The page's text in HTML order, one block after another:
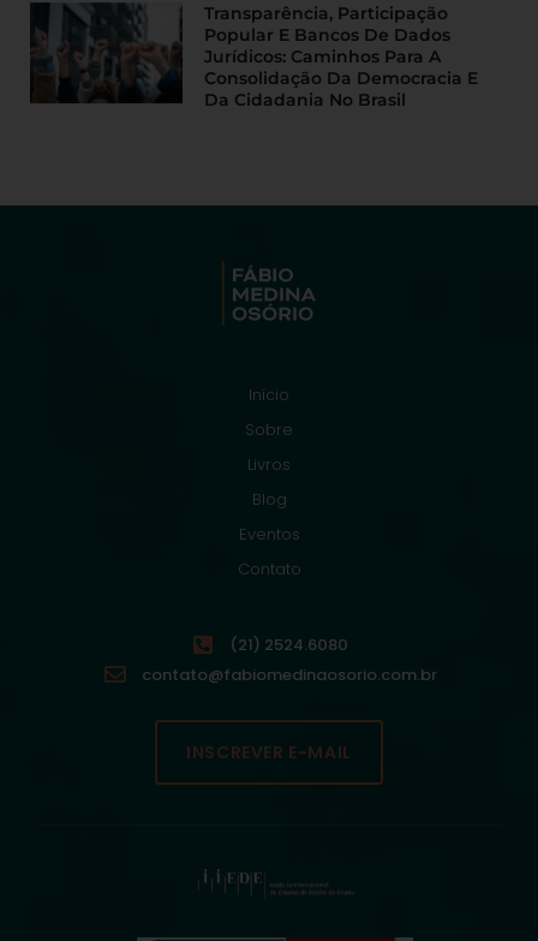
Transparência, Participação
Popular E Bancos De Dados
Jurídicos: Caminhos Para A
Consolidação Da Democracia E
Da Cidadania No Brasil
Início
Sobre
Livros
Blog
Eventos
Contato
(21) 2524.6080
contato@fabiomedinaosorio.com.br
INSCREVER E-MAIL